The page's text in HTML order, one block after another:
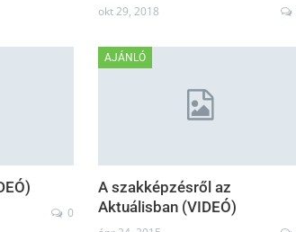
okt 29, 2018
0
AJÁNLÓ
A szakképzésről az
Aktuálisban (VIDEÓ)